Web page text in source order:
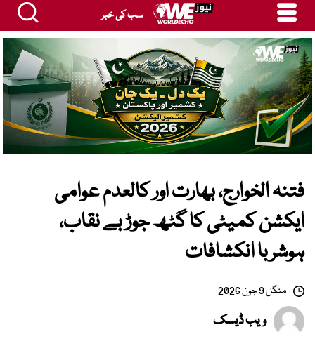
سب کی خبر
فتنہ الخوارج، بھارت اور کالعدم عوامی
ایکشن کمیٹی کا گٹھ جوڑ بے نقاب،
ہوشربا انکشافات
منگل 9 جون 2026
ویب ڈیسک